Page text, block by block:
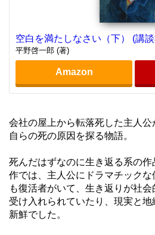
空白を満たしなさい（下） (講
平野啓一郎 (著)
Amazon
会社の屋上から転落死した主人公
自らの死の原因を探る物語。
死んだはずなのに生き返る系の
作では、主人公にドラマチック
も復活者がいて、生き返りが社
受け入れられていたり、現実と
新鮮でした。